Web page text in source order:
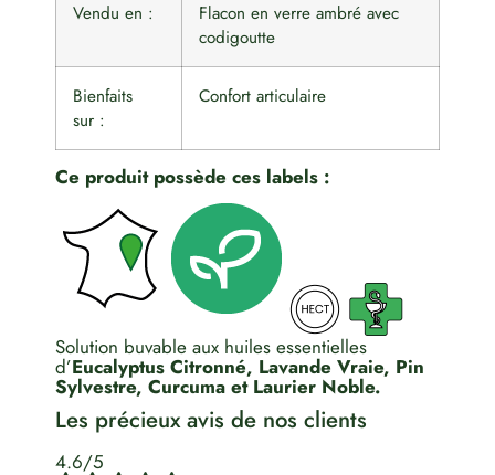
Vendu en :
Flacon en verre ambré avec
codigoutte
Bienfaits
sur :
Confort articulaire
Ce produit possède ces labels :
Solution buvable aux huiles essentielles
d’Eucalyptus Citronné, Lavande Vraie, Pin
Sylvestre, Curcuma et Laurier Noble.
Les précieux avis de nos clients
4.6/5